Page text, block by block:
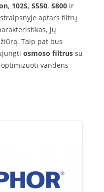
, 102S, S550, S800 ir
aptars filtrų
jų
Taip pat bus
osmoso filtrus su
vandens